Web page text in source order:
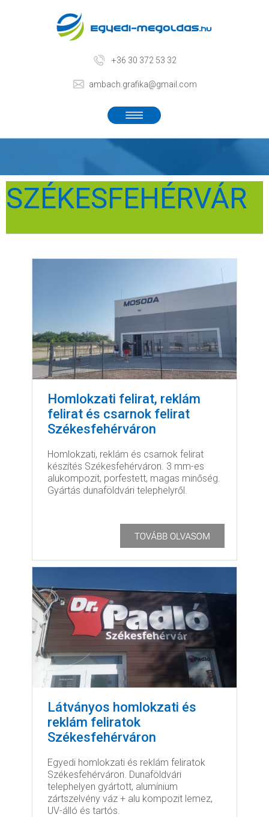
+36 30 372 53 32
ambach.grafika@gmail.com
SZÉKESFEHÉRVÁR
Homlokzati felirat, reklám
felirat és csarnok felirat
Székesfehérváron
Homlokzati, reklám és csarnok felirat
készítés Székesfehérváron. 3 mm-es
alukompozit, porfestett, magas minőség.
Gyártás dunaföldvári telephelyről.
Látványos homlokzati és
reklám feliratok
Székesfehérváron
Egyedi homlokzati és reklám feliratok
Székesfehérváron. Dunaföldvári
telephelyen gyártott, alumínium
zártszelvény váz + alu kompozit lemez,
UV-álló és tartós.